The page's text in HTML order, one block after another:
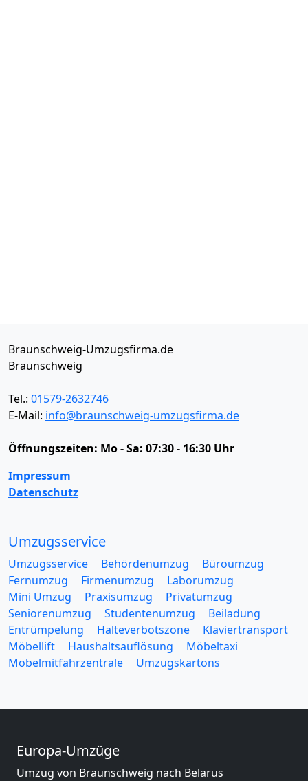
Braunschweig-Umzugsfirma.de
Braunschweig
Tel.: 01579-2632746
E-Mail: info@braunschweig-umzugsfirma.de
Öffnungszeiten: Mo - Sa: 07:30 - 16:30 Uhr
Impressum
Datenschutz
Umzugsservice
Umzugsservice Behördenumzug
Büroumzug
Fernumzug
Firmenumzug
Laborumzug
Mini Umzug
Praxisumzug
Privatumzug
Seniorenumzug
Studentenumzug
Beiladung
Entrümpelung
Halteverbotszone
Klaviertransport
Möbellift
Haushaltsauflösung
Möbeltaxi
Möbelmitfahrzentrale
Umzugskartons
Europa-Umzüge
Umzug von Braunschweig nach Belarus